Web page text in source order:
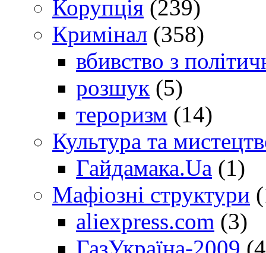
Корупція (239)
Кримінал (358)
вбивство з
розшук (5)
тероризм (14)
Культура та
Гайдамака.Ua (1)
Мафіозні структури
aliexpress.com (3)
ГазУкраїна-2009